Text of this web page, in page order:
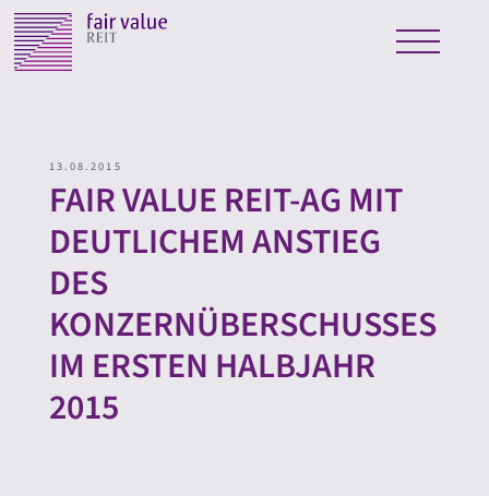
13.08.2015
FAIR VALUE REIT-AG MIT
DEUTLICHEM ANSTIEG
DES
KONZERNÜBERSCHUSSES
IM ERSTEN HALBJAHR
2015